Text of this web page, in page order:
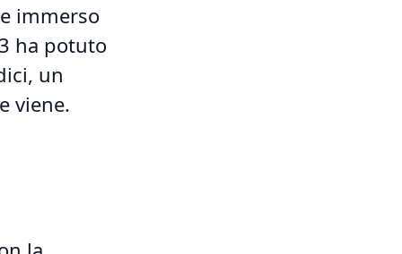
immerso
ha potuto
un
viene.